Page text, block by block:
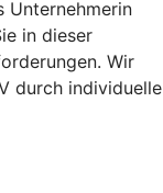
Unternehmerin
in dieser
Wir
durch individuelle